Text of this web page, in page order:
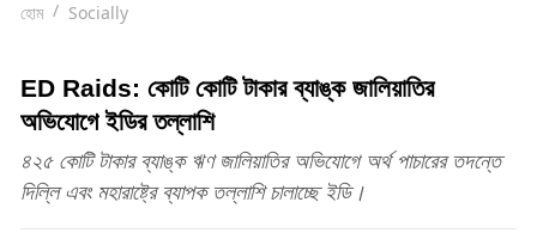
হোম Socially
ED Raids: কোটি কোটি টাকার ব্যাঙ্ক জালিয়াতির
অভিযোগে ইডির তল্লাশি
৪২৫ কোটি টাকার ব্যাঙ্ক ঋণ জালিয়াতির অভিযোগে অর্থ পাচারের তদন্তে
দিল্লি এবং মহারাষ্ট্রে ব্যাপক তল্লাশি চালাচ্ছে ইডি।